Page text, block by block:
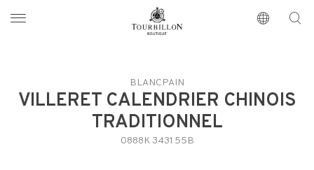
https://www.tourbillon.com/es
BLANCPAIN
VILLERET CALENDRIER CHINOIS
TRADITIONNEL
0888K 3431 55B